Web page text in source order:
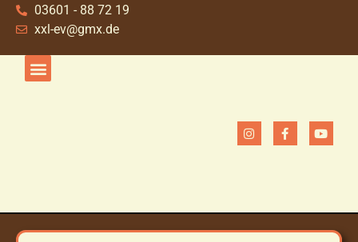
03601 - 88 72 19
xxl-ev@gmx.de